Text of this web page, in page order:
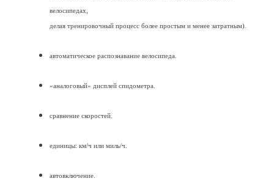
велосипедах,
делая тренировочный процесс более простым и менее затратным).
автоматическое распознавание велосипеда.
«аналоговый» дисплей спидометра.
сравнение скоростей.
единицы: км/ч или миль/ч.
автовключение.